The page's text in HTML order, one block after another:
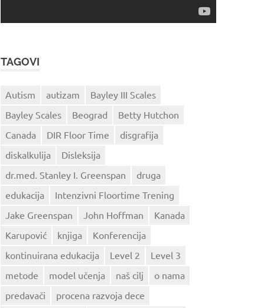
TAGOVI
Autism autizam
Bayley III Scales
Bayley Scales
Beograd
Betty Hutchon
Canada
DIR Floor Time
disgrafija
diskalkulija
Disleksija
dr.med. Stanley I. Greenspan
druga
edukacija
Intenzivni Floortime Trening
Jake Greenspan
John Hoffman
Kanada
Karupović
knjiga
Konferencija
kontinuirana edukacija
Level 2
Level 3
metode
model učenja naš cilj
o nama
predavači
procena razvoja dece